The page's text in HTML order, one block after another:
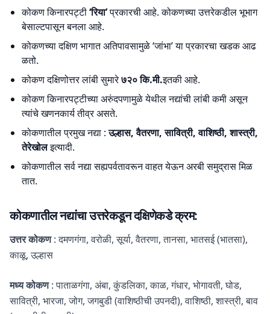
कोकण किनारपट्टी‘रिया’प्रकारची आहे. कोकणच्या उत्तरेकडील भूभाग
बेसाल्टपासून बनला आहे.
कोकणच्या दक्षिण भागात अतिपावसामुळे ‘जांभा’ या प्रकारचा खडक आढ
ळतो.
कोकण दक्षिणोत्तर लांबी सुमारे७२० कि.मी.इतकी आहे.
कोकण किनारपट्टीच्या अरुंदपणामुळे येथील नद्यांची लांबी कमी असून
त्यांचे खणनकार्य तीव्र असते.
कोकणातील प्रमुख नद्या :उल्हास, वैतरणा, सावित्री, वाशिष्ठी, शास्त्री,
तेरेखोलइत्यादी.
कोकणातील सर्व नद्या सह्यपर्वतावरून वाहत येऊन अरबी समुद्रास मिळ
तात.
कोकणातील नद्यांचा उत्तरेकडून दक्षिणेकडे क्रम:
उत्तर कोकण: दमणगंगा, वरोळी, सूर्या, वैतरणा, तानसा, भातसई (भातसा),
काळू, उल्हास
मध्य कोकण: पाताळगंगा, अंबा, कुंडलिका, काळ, गंधार, भोगावती, घोड,
सावित्री, भारजा, जोग, जगबुडी (वाशिष्ठीची उपनदी), वाशिष्ठी, शास्त्री, बाव